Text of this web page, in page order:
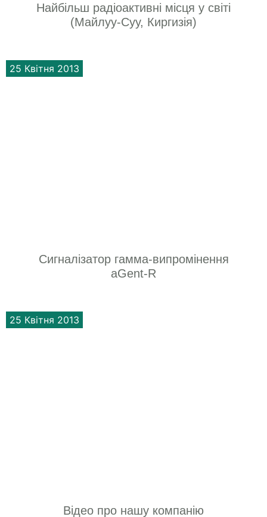
Найбільш радіоактивні міcця у світі
(Майлуу-Суу, Киргизія)
25 Квітня 2013
Сигналізатор гамма-випромінення
aGent-R
25 Квітня 2013
Відео про нашу компанію